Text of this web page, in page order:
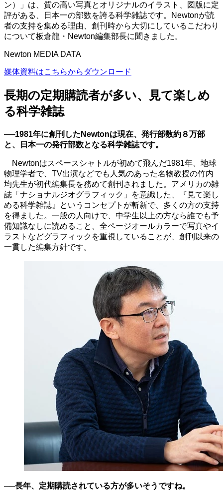
ン）」は、質の高い写真とオリジナルのイラスト、図版に定
評がある、日本一の部数を誇る科学雑誌です。Newtonが読
者の支持を集める理由、創刊時から大切にしているこだわり
について板倉龍・Newton編集部長に聞きました。
Newton MEDIA DATA
媒体資料はこちらからダウンロード
長期の定期購読者が多い、見て楽しめ
る科学雑誌
──1981年に創刊した Newtonは現在、発行部数約８万部
と、日本一の発行部数となる科学雑誌です。
Newtonはスペースシャトルが初めて飛んだ1981年、地球
物理学者で、 TV出演などでも人気のあった名物教授の竹内
均先生が初代編集長を務めて創刊されました。アメリカの雑
誌「ナショナルジオグラフィック」を意識した、『見て楽し
める科学雑誌』というコンセプトが斬新で、多くの方の支持
を得ました。一般の人向けで、中学生以上の方なら誰でも予
備知識なしに読めること、全ページオールカラーで写真やイ
ラストなどグラフィックを重視していることが、創刊以来の
一貫した編集方針です。
──長年、定期購読されている方が多いそうですね。